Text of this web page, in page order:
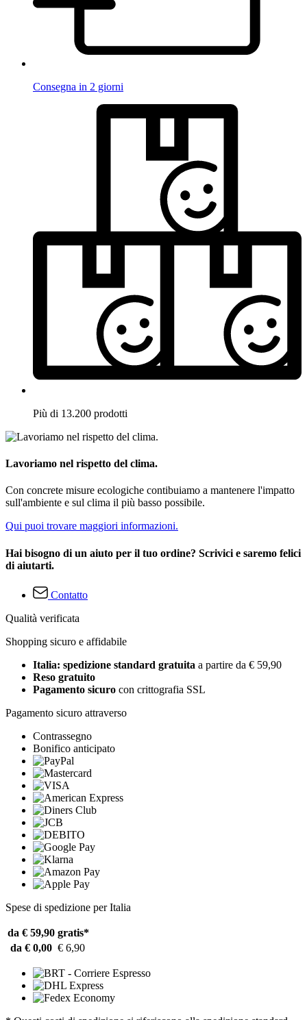
Consegna in 2 giorni
Più di 13.200 prodotti
Lavoriamo nel rispetto del clima.
Con concrete misure ecologiche contibuiamo a mantenere l'impatto
sull'ambiente e sul clima il più basso possibile.
Qui puoi trovare maggiori informazioni.
Hai bisogno di un aiuto per il tuo ordine? Scrivici e saremo felici
di aiutarti.
Contatto
Qualità verificata
Shopping sicuro e affidabile
Italia: spedizione standard gratuita a partire da € 59,90
Reso gratuito
Pagamento sicuro con crittografia SSL
Pagamento sicuro attraverso
Contrassegno
Bonifico anticipato
Spese di spedizione per Italia
da € 59,90 gratis*
da € 0,00 € 6,90